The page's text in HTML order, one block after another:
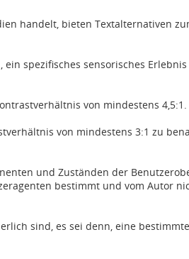
handelt, bieten Textalternativen
spezifisches sensorisches
von mindestens 4,5:1.
von mindestens 3:1 zu
und Zuständen der
bestimmt und vom Autor
sind, es sei denn, eine